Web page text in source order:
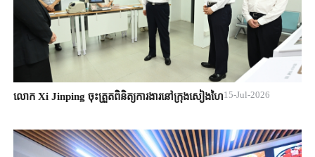
លោក Xi Jinping ចុះត្រួតពិនិត្យការងារនៅក្រុងសៀងហៃ15-Jul-2026